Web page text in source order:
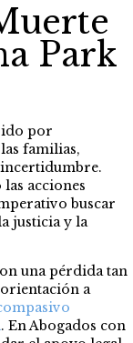
Park
por
familias,
acciones
buscar
justicia y la
una pérdida tan
a
. En Abogados con